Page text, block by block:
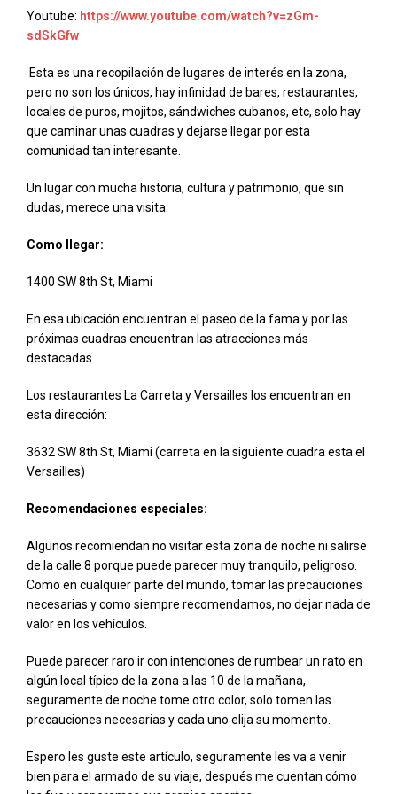
Youtube: https://www.youtube.com/watch?v=zGm-
sdSkGfw
Esta es una recopilación de lugares de interés en la zona,
pero no son los únicos, hay infinidad de bares, restaurantes,
locales de puros, mojitos, sándwiches cubanos, etc, solo hay
que caminar unas cuadras y dejarse llegar por esta
comunidad tan interesante.
Un lugar con mucha historia, cultura y patrimonio, que sin
dudas, merece una visita.
Como llegar:
1400 SW 8th St, Miami
En esa ubicación encuentran el paseo de la fama y por las
próximas cuadras encuentran las atracciones más
destacadas.
Los restaurantes La Carreta y Versailles los encuentran en
esta dirección:
3632 SW 8th St, Miami (carreta en la siguiente cuadra esta el
Versailles)
Recomendaciones especiales:
Algunos recomiendan no visitar esta zona de noche ni salirse
de la calle 8 porque puede parecer muy tranquilo, peligroso.
Como en cualquier parte del mundo, tomar las precauciones
necesarias y como siempre recomendamos, no dejar nada de
valor en los vehículos.
Puede parecer raro ir con intenciones de rumbear un rato en
algún local típico de la zona a las 10 de la mañana,
seguramente de noche tome otro color, solo tomen las
precauciones necesarias y cada uno elija su momento.
Espero les guste este artículo, seguramente les va a venir
bien para el armado de su viaje, después me cuentan cómo